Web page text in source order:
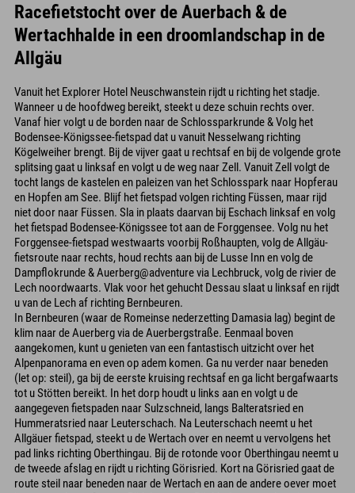
Racefietstocht over de Auerbach & de
Wertachhalde in een droomlandschap in de
Allgäu
Vanuit het Explorer Hotel Neuschwanstein rijdt u richting het stadje.
Wanneer u de hoofdweg bereikt, steekt u deze schuin rechts over.
Vanaf hier volgt u de borden naar de Schlossparkrunde & Volg het
Bodensee-Königssee-fietspad dat u vanuit Nesselwang richting
Kögelweiher brengt. Bij de vijver gaat u rechtsaf en bij de volgende grote
splitsing gaat u linksaf en volgt u de weg naar Zell. Vanuit Zell volgt de
tocht langs de kastelen en paleizen van het Schlosspark naar Hopferau
en Hopfen am See. Blijf het fietspad volgen richting Füssen, maar rijd
niet door naar Füssen. Sla in plaats daarvan bij Eschach linksaf en volg
het fietspad Bodensee-Königssee tot aan de Forggensee. Volg nu het
Forggensee-fietspad westwaarts voorbij Roßhaupten, volg de Allgäu-
fietsroute naar rechts, houd rechts aan bij de Lusse Inn en volg de
Dampflokrunde & Auerberg@adventure via Lechbruck, volg de rivier de
Lech noordwaarts. Vlak voor het gehucht Dessau slaat u linksaf en rijdt
u van de Lech af richting Bernbeuren.
In Bernbeuren (waar de Romeinse nederzetting Damasia lag) begint de
klim naar de Auerberg via de Auerbergstraße. Eenmaal boven
aangekomen, kunt u genieten van een fantastisch uitzicht over het
Alpenpanorama en even op adem komen. Ga nu verder naar beneden
(let op: steil), ga bij de eerste kruising rechtsaf en ga licht bergafwaarts
tot u Stötten bereikt. In het dorp houdt u links aan en volgt u de
aangegeven fietspaden naar Sulzschneid, langs Balteratsried en
Hummeratsried naar Leuterschach. Na Leuterschach neemt u het
Allgäuer fietspad, steekt u de Wertach over en neemt u vervolgens het
pad links richting Oberthingau. Bij de rotonde voor Oberthingau neemt u
de tweede afslag en rijdt u richting Görisried. Kort na Görisried gaat de
route steil naar beneden naar de Wertach en aan de andere oever moet